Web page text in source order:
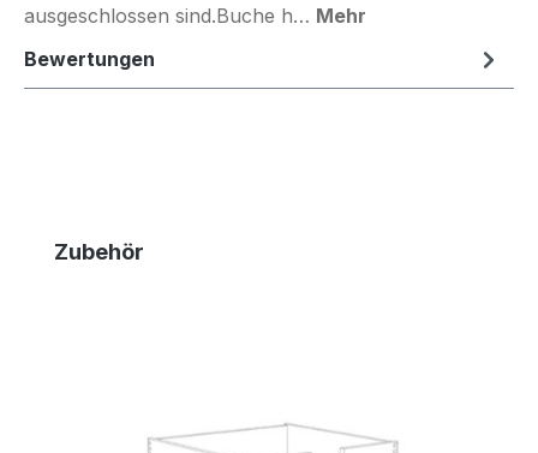
ausgeschlossen sind.Buche h… Mehr
Bewertungen
Produktgalerie überspringen
Zubehör